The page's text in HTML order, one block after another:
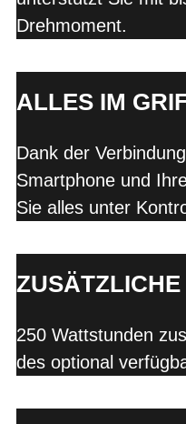
Drehmoment.
ALLES IM
Dank der
Smartphone und
Sie alles unter
ZUSÄTZLICHE
250 Wattstunden
des optional